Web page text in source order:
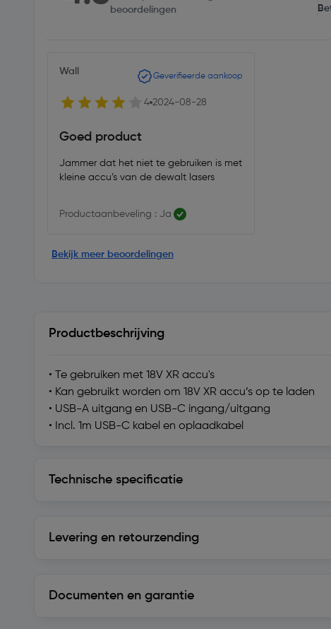
beoordelingen
Wall Geverifieerde aankoop
4 2024-08-28
Goed product
Jammer dat het niet te gebruiken is met
kleine accu’s van de dewalt lasers
Productaanbeveling : Ja
Bekijk meer beoordelingen
Productbeschrijving
• Te gebruiken met 18V XR accu's
• Kan gebruikt worden om 18V XR accu’s op te laden
• USB-A uitgang en USB-C ingang/uitgang
• Incl. 1m USB-C kabel en oplaadkabel
Technische specificatie
Levering en retourzending
Documenten en garantie